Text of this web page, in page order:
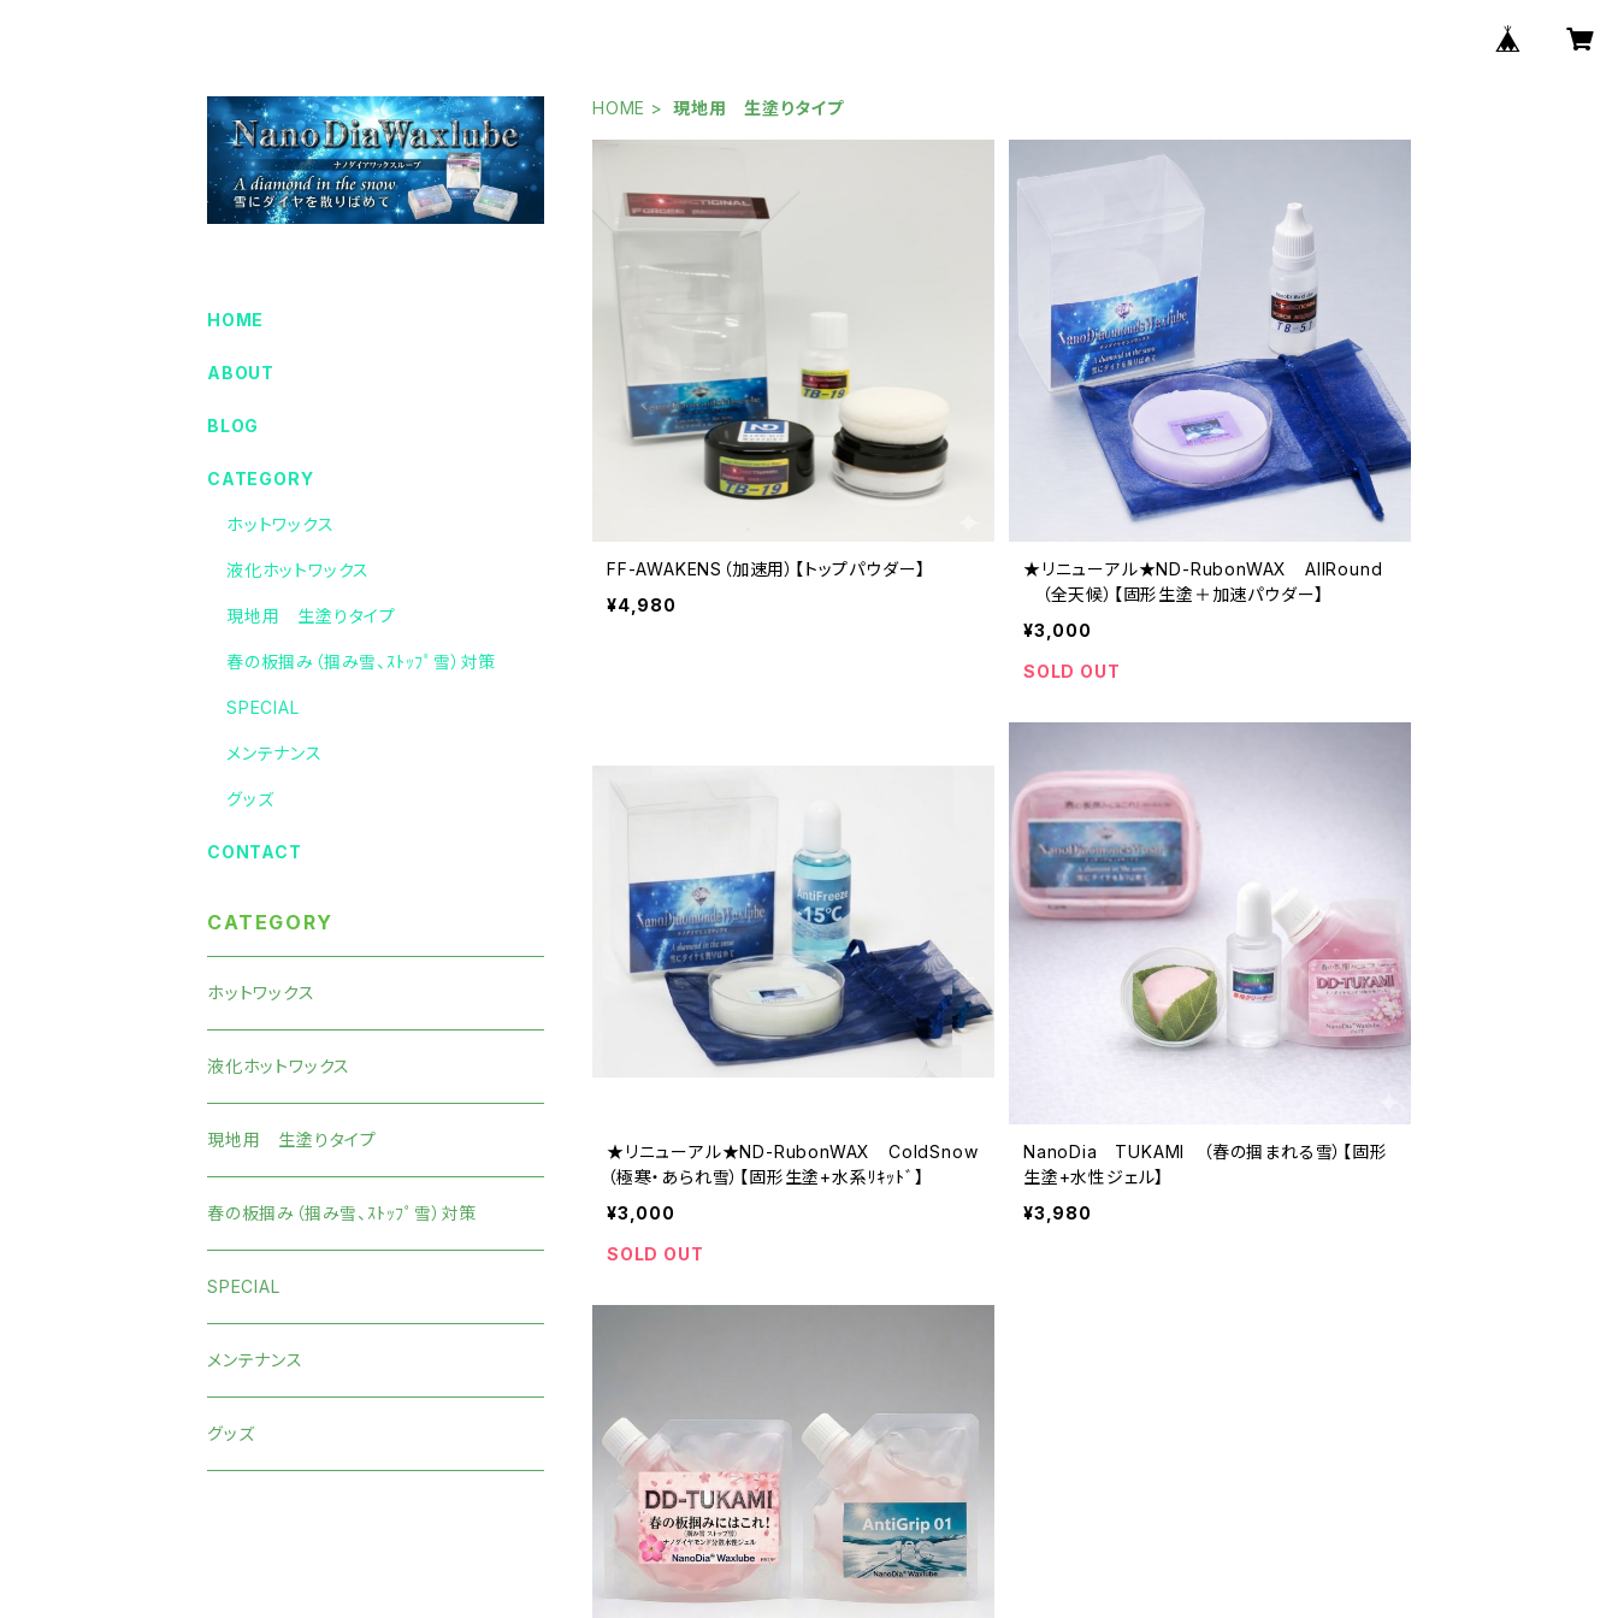
HOME 現地用 生塗りタイプ
FF-AWAKENS（加速用）【トップパウダー】
¥4,980
★リニューアル★ND-RubonWAX AllRound
（全天候）【固形生塗＋加速パウダー】
¥3,000
SOLD OUT
★リニューアル★ND-RubonWAX ColdSnow
（極寒・あられ雪）【固形生塗+水系ﾘｷｯﾄﾞ】
¥3,000
SOLD OUT
NanoDia TUKAMI （春の掴まれる雪）【固形
生塗+水性ジェル】
¥3,980
HOME
ABOUT
BLOG
CATEGORY
ホットワックス
液化ホットワックス
現地用 生塗りタイプ
春の板掴み（掴み雪、ｽﾄｯﾌﾟ雪）対策
SPECIAL
メンテナンス
グッズ
CONTACT
CATEGORY
ホットワックス
液化ホットワックス
現地用 生塗りタイプ
春の板掴み（掴み雪、ｽﾄｯﾌﾟ雪）対策
SPECIAL
メンテナンス
グッズ